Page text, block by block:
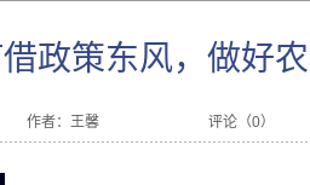
政策东风，做好农
作者：王馨 评论（0）